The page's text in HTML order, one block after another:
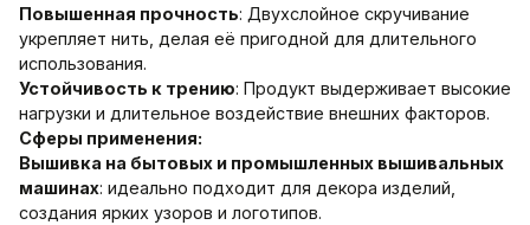
Повышенная прочность: Двухслойное скручивание
укрепляет нить, делая её пригодной для длительного
использования.
Устойчивость к трению: Продукт выдерживает высокие
нагрузки и длительное воздействие внешних факторов.
Сферы применения:
Вышивка на бытовых и промышленных вышивальных
машинах: идеально подходит для декора изделий,
создания ярких узоров и логотипов.